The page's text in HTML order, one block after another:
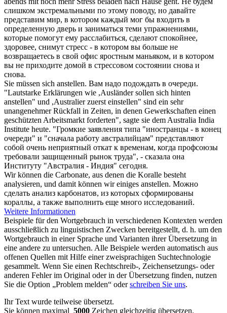
слишком экстремальными по этому поводу, но давайте
представим мир, в котором каждый мог бы входить в
определенную дверь и заниматься теми упражнениями,
которые помогут ему расслабиться, сделают спокойнее,
здоровее, снимут стресс - в котором вы больше не
возвращаетесь в свой офис яростным маньяком, и в котором
вы не приходите домой в стрессовом состоянии снова и
снова.
Sie müssen sich anstellen. Вам надо подождать в очереди.
"Lautstarke Erklärungen wie ,Ausländer sollen sich hinten
anstellen" und ,Australier zuerst einstellen" sind ein sehr
unangenehmer Rückfall in Zeiten, in denen Gewerkschaften einen
geschützten Arbeitsmarkt forderten", sagte sie dem Australia India
Institute heute. "Громкие заявления типа "иностранцы - в конец
очереди" и "сначала работу австралийцам" представляют
собой очень неприятный откат к временам, когда профсоюзы
требовали защищенный рынок труда", - сказала она
Институту "Австралия - Индия" сегодня.
Wir können die Carbonate, aus denen die Koralle besteht
analysieren, und damit können wir einiges anstellen. Можно
сделать анализ карбонатов, из которых сформированы
кораллы, а также выполнить еще много исследований.
Weitere Informationen
Beispiele für den Wortgebrauch in verschiedenen Kontexten werden
ausschließlich zu linguistischen Zwecken bereitgestellt, d. h. um den
Wortgebrauch in einer Sprache und Varianten ihrer Übersetzung in
eine andere zu untersuchen. Alle Beispiele werden automatisch aus
offenen Quellen mit Hilfe einer zweisprachigen Suchtechnologie
gesammelt. Wenn Sie einen Rechtschreib-, Zeichensetzungs- oder
anderen Fehler im Original oder in der Übersetzung finden, nutzen
Sie die Option „Problem melden“ oderschreiben Sie uns.
Ihr Text wurde teilweise übersetzt.
Sie können maximal 5000 Zeichen gleichzeitig übersetzen.